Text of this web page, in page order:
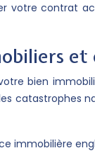
contrat
bien
immobilière